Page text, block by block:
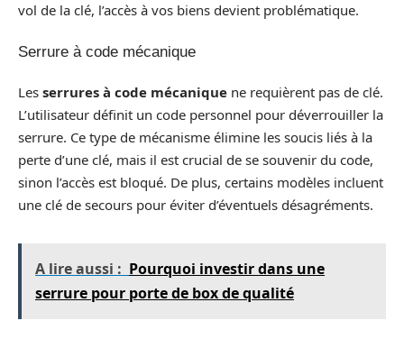
vol de la clé, l’accès à vos biens devient problématique.
Serrure à code mécanique
Les serrures à code mécanique ne requièrent pas de clé.
L’utilisateur définit un code personnel pour déverrouiller la
serrure. Ce type de mécanisme élimine les soucis liés à la
perte d’une clé, mais il est crucial de se souvenir du code,
sinon l’accès est bloqué. De plus, certains modèles incluent
une clé de secours pour éviter d’éventuels désagréments.
A lire aussi : Pourquoi investir dans une
serrure pour porte de box de qualité